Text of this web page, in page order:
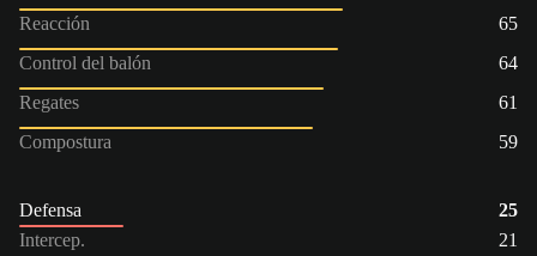
Reacción
65
Control del balón
64
Regates
61
Compostura
59
Defensa
25
Intercep.
21